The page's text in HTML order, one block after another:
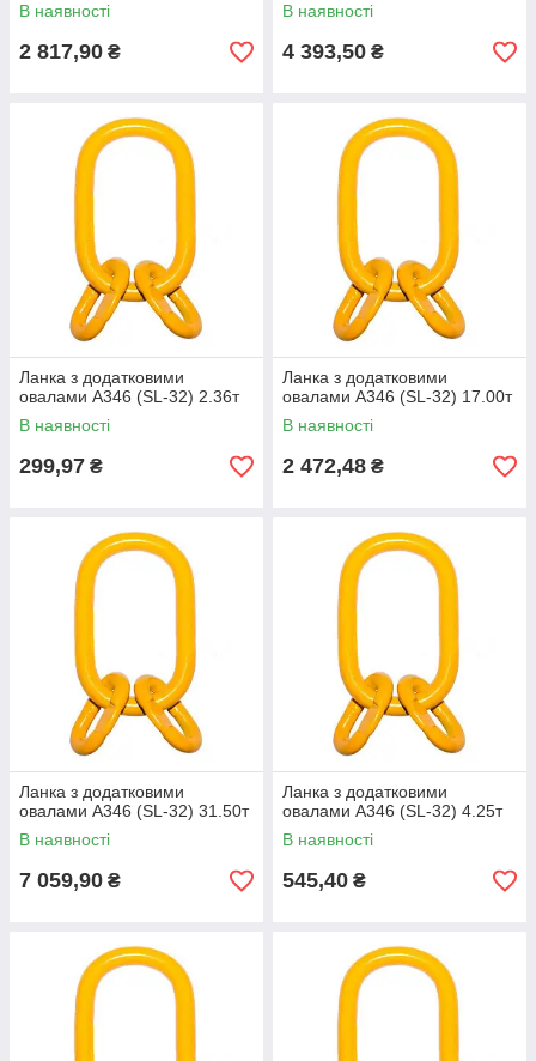
В наявності
2 817,90 ₴
В наявності
4 393,50 ₴
Ланка з додатковими
овалами A346 (SL-32) 2.36т
В наявності
299,97 ₴
Ланка з додатковими
овалами A346 (SL-32) 17.00т
В наявності
2 472,48 ₴
Ланка з додатковими
овалами A346 (SL-32) 31.50т
В наявності
7 059,90 ₴
Ланка з додатковими
овалами A346 (SL-32) 4.25т
В наявності
545,40 ₴